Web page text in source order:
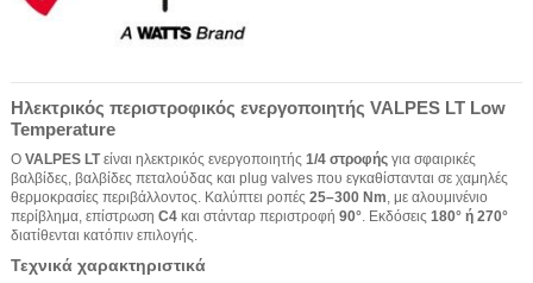
Ηλεκτρικός περιστροφικός ενεργοποιητής VALPES LT Low
Temperature
Ο VALPES LTείναι ηλεκτρικός ενεργοποιητής 1/4 στροφής για σφαιρικές
βαλβίδες, βαλβίδες πεταλούδας και plug valves που εγκαθίστανται σε χαμηλές
θερμοκρασίες περιβάλλοντος. Καλύπτει ροπές 25–300 Nm, με αλουμινένιο
περίβλημα, επίστρωση C4 και στάνταρ περιστροφή 90°. Εκδόσεις 180° ή 270°
διατίθενται κατόπιν επιλογής.
Τεχνικά χαρακτηριστικά